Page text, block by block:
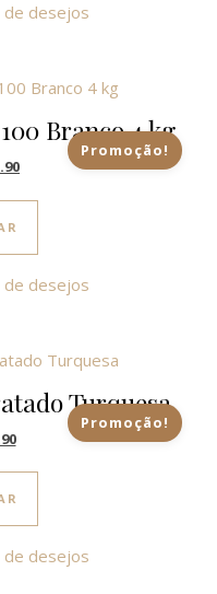
de desejos
Promoção!
Branco 4 kg
original era: €27.85.
O preço atual é: €21.90.
de desejos
Promoção!
Turquesa
original era: €14.90.
O preço atual é: €9.90.
de desejos